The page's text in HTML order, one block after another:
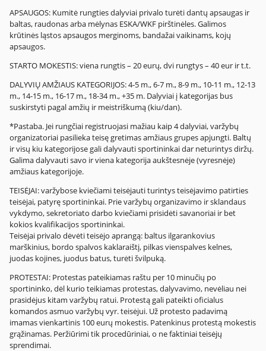
APSAUGOS: Kumitė rungties dalyviai privalo turėti dantų apsaugas ir
baltas, raudonas arba mėlynas ESKA/WKF pirštinėles. Galimos
krūtinės ląstos apsaugos merginoms, bandažai vaikinams, kojų
apsaugos.
STARTO MOKESTIS: viena rungtis – 20 eurų, dvi rungtys – 40 eur ir t.t.
DALYVIŲ AMŽIAUS KATEGORIJOS: 4-5 m., 6-7 m., 8-9 m., 10-11 m., 12-13
m., 14-15 m., 16-17 m., 18-34 m., +35 m. Dalyviai į kategorijas bus
suskirstyti pagal amžių ir meistriškumą (kiu/dan).
*Pastaba. Jei rungčiai registruojasi mažiau kaip 4 dalyviai, varžybų
organizatoriai pasilieka teisę gretimas amžiaus grupes apjungti. Baltų
ir visų kiu kategorijose gali dalyvauti sportininkai dar neturintys diržų.
Galima dalyvauti savo ir viena kategorija aukštesnėje (vyresnėje)
amžiaus kategorijoje.
TEISĖJAI: varžybose kviečiami teisėjauti turintys teisėjavimo patirties
teisėjai, patyrę sportininkai. Prie varžybų organizavimo ir sklandaus
vykdymo, sekretoriato darbo kviečiami prisidėti savanoriai ir bet
kokios kvalifikacijos sportininkai.
Teisėjai privalo dėvėti teisėjo aprangą: baltus ilgarankovius
marškinius, bordo spalvos kaklaraištį, pilkas vienspalves kelnes,
juodas kojines, juodus batus, turėti švilpuką.
PROTESTAI: Protestas pateikiamas raštu per 10 minučių po
sportininko, dėl kurio teikiamas protestas, dalyvavimo, nevėliau nei
prasidėjus kitam varžybų ratui. Protestą gali pateikti oficialus
komandos asmuo varžybų vyr. teisėjui. Už protesto padavimą
imamas vienkartinis 100 eurų mokestis. Patenkinus protestą mokestis
grąžinamas. Peržiūrimi tik procedūriniai, o ne faktiniai teisėjų
sprendimai.